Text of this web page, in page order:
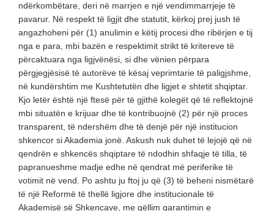
ndërkombëtare, deri në marrjen e një vendimmarrjeje të
pavarur. Në respekt të ligjit dhe statutit, kërkoj prej jush të
angazhoheni për (1) anulimin e këtij procesi dhe ribërjen e tij
nga e para, mbi bazën e respektimit strikt të kritereve të
përcaktuara nga ligjvënësi, si dhe vënien përpara
përgjegjësisë të autorëve të kësaj veprimtarie të paligjshme,
në kundërshtim me Kushtetutën dhe ligjet e shtetit shqiptar.
Kjo letër është një ftesë për të gjithë kolegët që të reflektojnë
mbi situatën e krijuar dhe të kontribuojnë (2) për një proces
transparent, të ndershëm dhe të denjë për një institucion
shkencor si Akademia jonë. Askush nuk duhet të lejojë që në
qendrën e shkencës shqiptare të ndodhin shfaqje të tilla, të
papranueshme madje edhe në qendrat më periferike të
votimit në vend. Po ashtu ju ftoj ju që (3) të beheni nismëtarë
të një Reformë të thellë ligjore dhe institucionale të
Akademisë së Shkencave, me qëllim garantimin e